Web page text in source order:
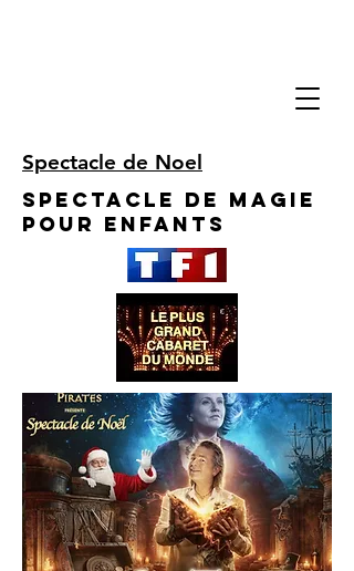
Spectacle de Noel
Spectacle de Magie
pour enfants